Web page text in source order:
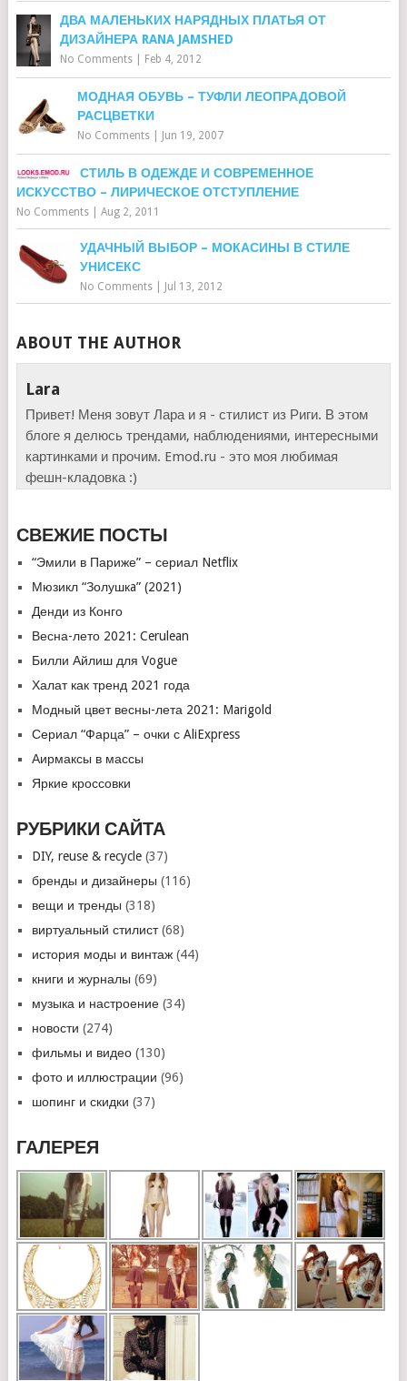
ДВА МАЛЕНЬКИХ НАРЯДНЫХ ПЛАТЬЯ ОТ
ДИЗАЙНЕРА RANA JAMSHED
No Comments| Feb 4, 2012
МОДНАЯ ОБУВЬ – ТУФЛИ ЛЕОПРАДОВОЙ
РАСЦВЕТКИ
No Comments| Jun 19, 2007
СТИЛЬ В ОДЕЖДЕ И СОВРЕМЕННОЕ
ИСКУССТВО – ЛИРИЧЕСКОЕ ОТСТУПЛЕНИЕ
No Comments| Aug 2, 2011
УДАЧНЫЙ ВЫБОР – МОКАСИНЫ В СТИЛЕ
УНИСЕКС
No Comments| Jul 13, 2012
ABOUT THE AUTHOR
Lara
Привет! Меня зовут Лара и я - стилист из Риги. В этом
блоге я делюсь трендами, наблюдениями, интересными
картинками и прочим. Emod.ru - это моя любимая
фешн-кладовка :)
СВЕЖИЕ ПОСТЫ
“Эмили в Париже” – сериал Netflix
Мюзикл “Золушкa” (2021)
Денди из Конго
Весна-лето 2021: Cerulean
Билли Айлиш для Vogue
Халат как тренд 2021 года
Модный цвет весны-лета 2021: Marigold
Сериал “Фарца” – очки с AliExpress
Аирмаксы в массы
Яркие кроссовки
РУБРИКИ САЙТА
DIY, reuse & recycle(37)
бренды и дизайнеры (116)
вещи и тренды (318)
виртуальный стилист(68)
история моды и винтаж(44)
книги и журналы (69)
музыка и настроение(34)
новости (274)
фильмы и видео(130)
фото и иллюстрации (96)
шопинг и скидки (37)
ГАЛЕРЕЯ